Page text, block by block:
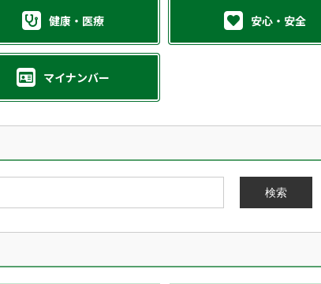
健康・医療 安心・安全
マイナンバー
検索